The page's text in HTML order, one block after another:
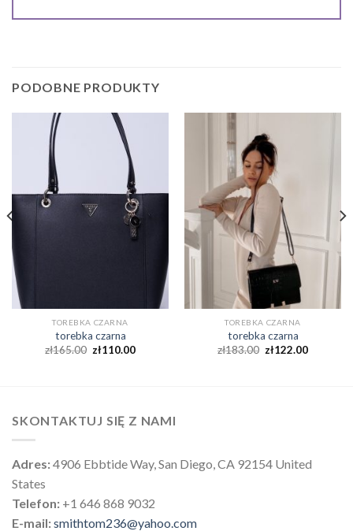
PODOBNE PRODUKTY
TOREBKA CZARNA
torebka czarna
zł165.00 zł110.00
TOREBKA CZARNA
torebka czarna
zł183.00 zł122.00
SKONTAKTUJ SIĘ Z NAMI
Adres:4906 Ebbtide Way, San Diego, CA 92154 United
States
Telefon: +1 646 868 9032
E-mail:smithtom236@yahoo.com